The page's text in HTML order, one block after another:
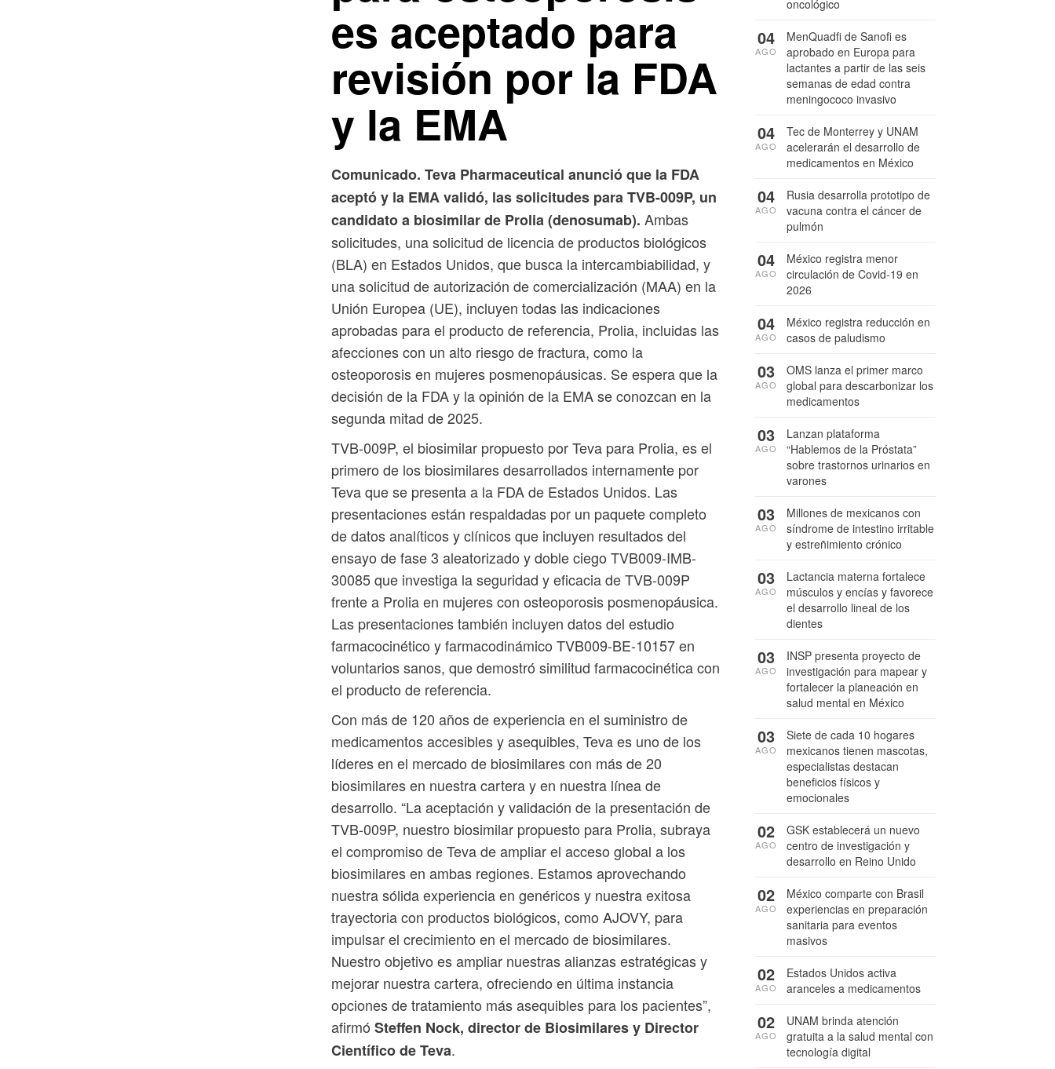
es aceptado para
revisión por la FDA
y la EMA
Comunicado. Teva Pharmaceutical anunció que la FDA
aceptó y la EMA validó, las solicitudes para TVB-009P, un
candidato a biosimilar de Prolia (denosumab). Ambas
solicitudes, una solicitud de licencia de productos biológicos
(BLA) en Estados Unidos, que busca la intercambiabilidad, y
una solicitud de autorización de comercialización (MAA) en la
Unión Europea (UE), incluyen todas las indicaciones
aprobadas para el producto de referencia, Prolia, incluidas las
afecciones con un alto riesgo de fractura, como la
osteoporosis en mujeres posmenopáusicas. Se espera que la
decisión de la FDA y la opinión de la EMA se conozcan en la
segunda mitad de 2025.
TVB-009P, el biosimilar propuesto por Teva para Prolia, es el
primero de los biosimilares desarrollados internamente por
Teva que se presenta a la FDA de Estados Unidos. Las
presentaciones están respaldadas por un paquete completo
de datos analíticos y clínicos que incluyen resultados del
ensayo de fase 3 aleatorizado y doble ciego TVB009-IMB-
30085 que investiga la seguridad y eficacia de TVB-009P
frente a Prolia en mujeres con osteoporosis posmenopáusica.
Las presentaciones también incluyen datos del estudio
farmacocinético y farmacodinámico TVB009-BE-10157 en
voluntarios sanos, que demostró similitud farmacocinética con
el producto de referencia.
Con más de 120 años de experiencia en el suministro de
medicamentos accesibles y asequibles, Teva es uno de los
líderes en el mercado de biosimilares con más de 20
biosimilares en nuestra cartera y en nuestra línea de
desarrollo. “La aceptación y validación de la presentación de
TVB-009P, nuestro biosimilar propuesto para Prolia, subraya
el compromiso de Teva de ampliar el acceso global a los
biosimilares en ambas regiones. Estamos aprovechando
nuestra sólida experiencia en genéricos y nuestra exitosa
trayectoria con productos biológicos, como AJOVY, para
impulsar el crecimiento en el mercado de biosimilares.
Nuestro objetivo es ampliar nuestras alianzas estratégicas y
mejorar nuestra cartera, ofreciendo en última instancia
opciones de tratamiento más asequibles para los pacientes”,
afirmó Steffen Nock, director de Biosimilares y Director
Científico de Teva.
oncológico
MenQuadfi de Sanofi es
aprobado en Europa para
lactantes a partir de las seis
semanas de edad contra
meningococo invasivo
04
AGO
Tec de Monterrey y UNAM
acelerarán el desarrollo de
medicamentos en México
04
AGO
Rusia desarrolla prototipo de
vacuna contra el cáncer de
pulmón
04
AGO
México registra menor
circulación de Covid-19 en
2026
04
AGO
México registra reducción en
casos de paludismo
04
AGO
OMS lanza el primer marco
global para descarbonizar los
medicamentos
03
AGO
Lanzan plataforma
“Hablemos de la Próstata”
sobre trastornos urinarios en
varones
03
AGO
Millones de mexicanos con
síndrome de intestino irritable
y estreñimiento crónico
03
AGO
Lactancia materna fortalece
músculos y encías y favorece
el desarrollo lineal de los
dientes
03
AGO
INSP presenta proyecto de
investigación para mapear y
fortalecer la planeación en
salud mental en México
03
AGO
Siete de cada 10 hogares
mexicanos tienen mascotas,
especialistas destacan
beneficios físicos y
emocionales
03
AGO
GSK establecerá un nuevo
centro de investigación y
desarrollo en Reino Unido
02
AGO
México comparte con Brasil
experiencias en preparación
sanitaria para eventos
masivos
02
AGO
Estados Unidos activa
aranceles a medicamentos
02
AGO
UNAM brinda atención
gratuita a la salud mental con
tecnología digital
02
AGO